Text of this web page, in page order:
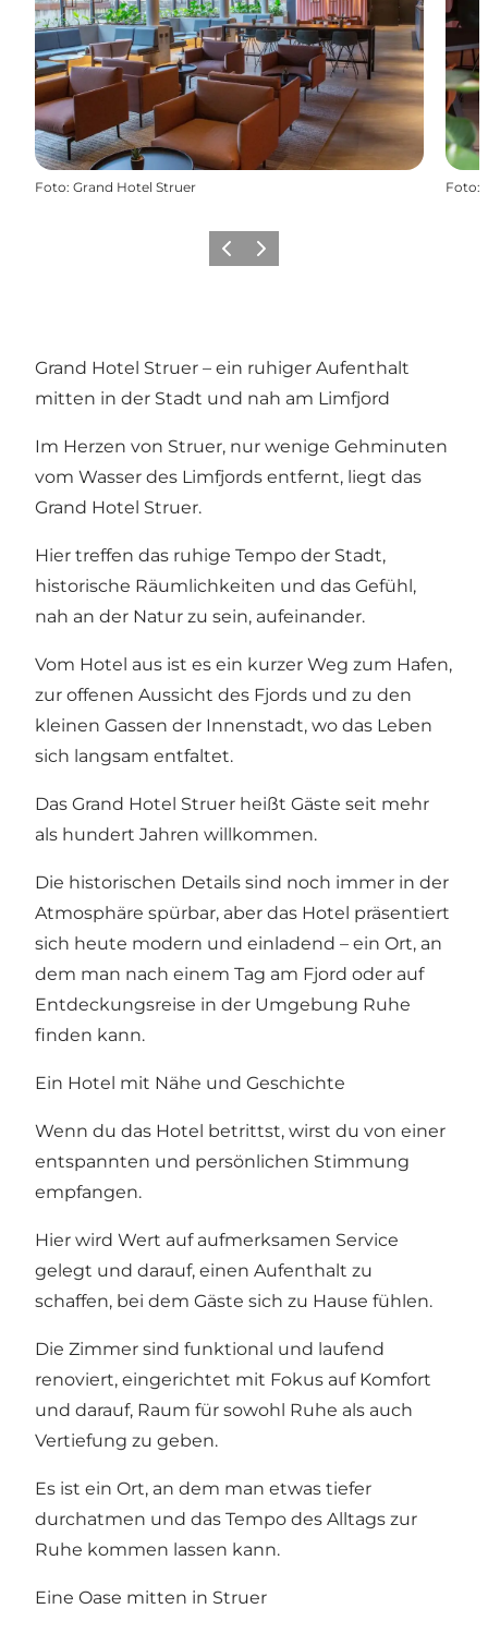
Foto: Grand Hotel Struer Foto:
Vorherige Folie
Nächste Folie
Grand Hotel Struer – ein ruhiger Aufenthalt
mitten in der Stadt und nah am Limfjord
Im Herzen von Struer, nur wenige Gehminuten
vom Wasser des Limfjords entfernt, liegt das
Grand Hotel Struer.
Hier treffen das ruhige Tempo der Stadt,
historische Räumlichkeiten und das Gefühl,
nah an der Natur zu sein, aufeinander.
Vom Hotel aus ist es ein kurzer Weg zum Hafen,
zur offenen Aussicht des Fjords und zu den
kleinen Gassen der Innenstadt, wo das Leben
sich langsam entfaltet.
Das Grand Hotel Struer heißt Gäste seit mehr
als hundert Jahren willkommen.
Die historischen Details sind noch immer in der
Atmosphäre spürbar, aber das Hotel präsentiert
sich heute modern und einladend – ein Ort, an
dem man nach einem Tag am Fjord oder auf
Entdeckungsreise in der Umgebung Ruhe
finden kann.
Ein Hotel mit Nähe und Geschichte
Wenn du das Hotel betrittst, wirst du von einer
entspannten und persönlichen Stimmung
empfangen.
Hier wird Wert auf aufmerksamen Service
gelegt und darauf, einen Aufenthalt zu
schaffen, bei dem Gäste sich zu Hause fühlen.
Die Zimmer sind funktional und laufend
renoviert, eingerichtet mit Fokus auf Komfort
und darauf, Raum für sowohl Ruhe als auch
Vertiefung zu geben.
Es ist ein Ort, an dem man etwas tiefer
durchatmen und das Tempo des Alltags zur
Ruhe kommen lassen kann.
Eine Oase mitten in Struer